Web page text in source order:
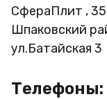
СфераПлит ,
Шпаковский
ул.Батайская 3
Телефоны: